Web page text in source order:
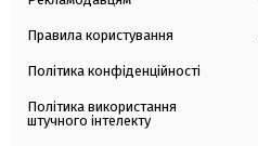
Правила користування
Політика конфіденційності
Політика використання
штучного інтелекту